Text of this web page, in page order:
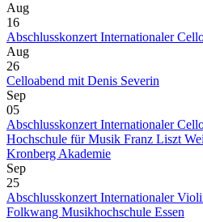
Aug
16
Abschlusskonzert Internationaler
Aug
26
Celloabend mit Denis Severin
Sep
05
Abschlusskonzert Internationaler
Hochschule für Musik Franz Liszt
Kronberg Akademie
Sep
25
Abschlusskonzert Internationaler
Folkwang Musikhochschule Essen